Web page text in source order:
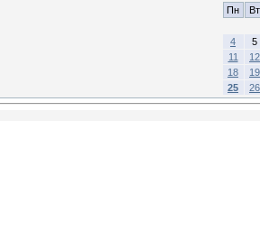
Пн
Вт
4
5
11
12
18
19
25
26